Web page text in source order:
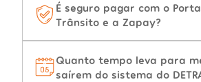
É seguro pagar com o
Trânsito e a Zapay?
Quanto tempo leva para
saírem do sistema do